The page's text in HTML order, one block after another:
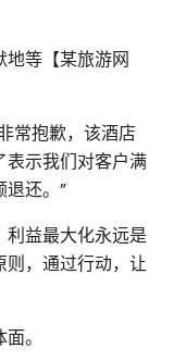
等【某旅游网
常抱歉，该酒店
表示我们对客户满
还。”
益最大化永远是
则，通过行动，让
。